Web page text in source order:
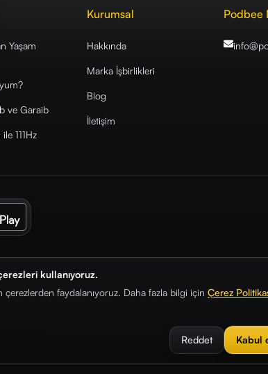
kullanıyoruz.
faydalanıyoruz. Daha fazla bilgi için Çerez
Reddet Kabul
Yaşam
ve Garaib
111Hz
Kurumsal
Hakkında
Marka İşbirlikleri
Blog
İletişim
Podbee